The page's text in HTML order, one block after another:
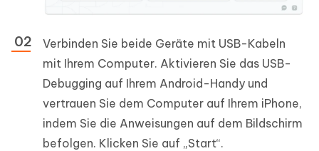
Verbinden Sie beide Geräte mit USB-Kabeln
mit Ihrem Computer. Aktivieren Sie das USB-
Debugging auf Ihrem Android-Handy und
vertrauen Sie dem Computer auf Ihrem iPhone,
indem Sie die Anweisungen auf dem Bildschirm
befolgen. Klicken Sie auf „Start“.